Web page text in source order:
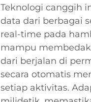
Teknologi canggih
data dari berbagai
real-time pada
mampu
dari berjalan di
secara otomatis
setiap aktivitas.